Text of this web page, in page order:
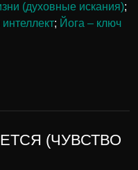
(духовные искания);
; Йога – ключ
(ЧУВСТВО